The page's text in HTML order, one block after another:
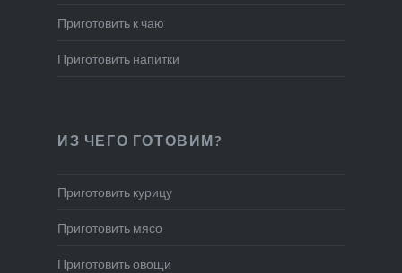
Приготовить к чаю
Приготовить напитки
ИЗ ЧЕГО ГОТОВИМ?
Приготовить курицу
Приготовить мясо
Приготовить овощи